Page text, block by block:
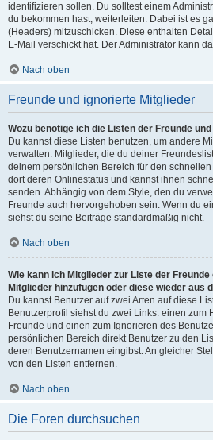
identifizieren sollen. Du solltest einem
du bekommen hast, weiterleiten. Dabei ist es
(Headers) mitzuschicken. Diese enthalten
E-Mail verschickt hat. Der Administrator kann
Nach oben
Freunde und ignorierte Mitglieder
Wozu benötige ich die Listen der Freunde
Du kannst diese Listen benutzen, um andere
verwalten. Mitglieder, die du deiner
deinem persönlichen Bereich für den
dort deren Onlinestatus und kannst ihnen
senden. Abhängig von dem Style, den du
Freunde auch hervorgehoben sein. Wenn du
siehst du seine Beiträge standardmäßig nicht.
Nach oben
Wie kann ich Mitglieder zur Liste der
Mitglieder hinzufügen oder diese wieder aus
Du kannst Benutzer auf zwei Arten auf diese
Benutzerprofil siehst du zwei Links: einen zum
Freunde und einen zum Ignorieren des
persönlichen Bereich direkt Benutzer zu den
deren Benutzernamen eingibst. An gleicher
von den Listen entfernen.
Nach oben
Die Foren durchsuchen